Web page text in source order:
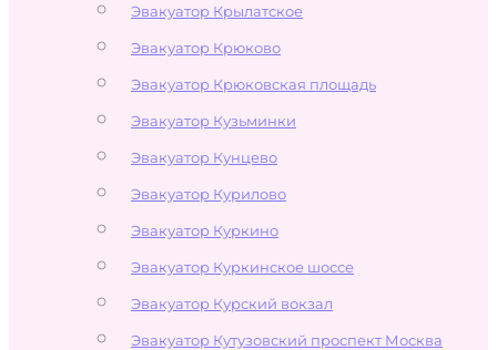
Эвакуатор Крылатское
Эвакуатор Крюково
Эвакуатор Крюковская площадь
Эвакуатор Кузьминки
Эвакуатор Кунцево
Эвакуатор Курилово
Эвакуатор Куркино
Эвакуатор Куркинское шоссе
Эвакуатор Курский вокзал
Эвакуатор Кутузовский проспект Москва